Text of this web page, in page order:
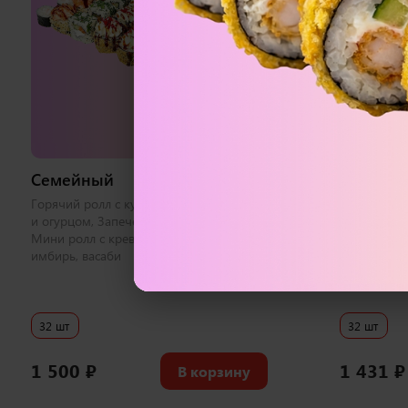
Семейный
Горячий ролл с курицей, Ролл с лососем
и огурцом, Запеченный с креветкой,
Мини ролл с креветкой 1 набор соевый,
имбирь, васаби
32 шт
1 500 ₽ В корзину
32 шт
1 431 ₽